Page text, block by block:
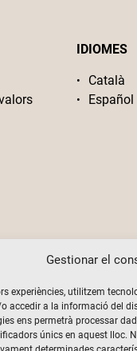
Gestionar el
experiències, utilitzem
accedir a la informació del
ens permetrà processar
únics en aquest lloc.
IDIOMES
Català
Español